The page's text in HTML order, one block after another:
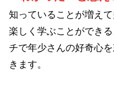
知っていることが増え
楽しく学ぶことができ
チで年少さんの好奇心
きます。